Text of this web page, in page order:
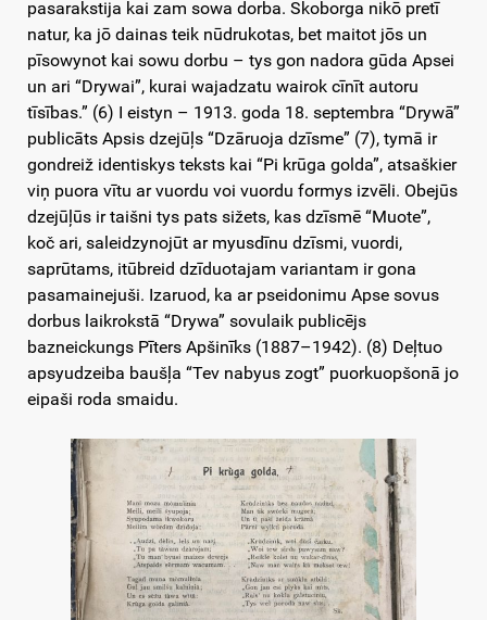
pasarakstija kai zam sowa dorba. Skoborga nikō pretī
natur, ka jō dainas teik nūdrukotas, bet maitot jōs un
pīsowynot kai sowu dorbu – tys gon nadora gūda Apsei
un ari “Drywai”, kurai wajadzatu wairok cīnīt autoru
tīsības.” (6) I eistyn – 1913. goda 18. septembra “Drywā”
publicāts Apsis dzejūļs “Dzāruoja dzīsme” (7), tymā ir
gondreiž identiskys teksts kai “Pi krūga golda”, atsaškier
viņ puora vītu ar vuordu voi vuordu formys izvēli. Obejūs
dzejūļūs ir taišni tys pats sižets, kas dzīsmē “Muote”,
koč ari, saleidzynojūt ar myusdīnu dzīsmi, vuordi,
saprūtams, itūbreid dzīduotajam variantam ir gona
pasamainejuši. Izaruod, ka ar pseidonimu Apse sovus
dorbus laikrokstā “Drywa” sovulaik publicējs
bazneickungs Pīters Apšinīks (1887–1942). (8) Deļtuo
apsyudzeiba baušļa “Tev nabyus zogt” puorkuopšonā jo
eipaši roda smaidu.